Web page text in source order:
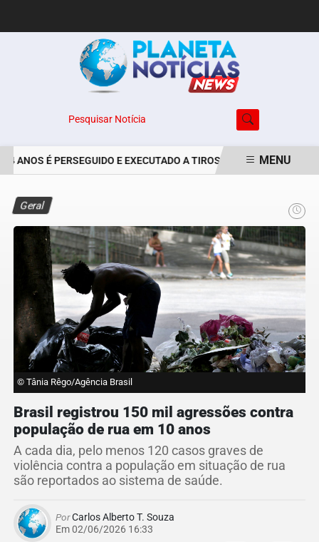
Pesquisar Notícia
ANOS É PERSEGUIDO E EXECUTADO A TIROS NO BAIRRO JARDIM
MENU
Geral
© Tânia Rêgo/Agência Brasil
Brasil registrou 150 mil agressões contra
população de rua em 10 anos
A cada dia, pelo menos 120 casos graves de
violência contra a população em situação de rua
são reportados ao sistema de saúde.
PorCarlos Alberto T. Souza
Em 02/06/2026 16:33